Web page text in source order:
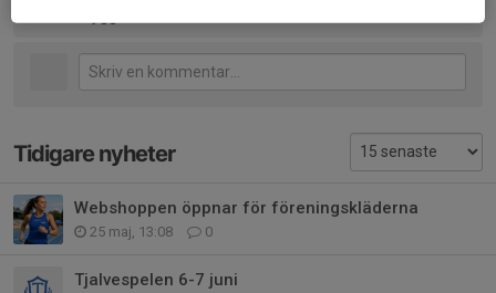
Tidigare nyheter
Webshoppen öppnar för föreningskläderna
25 maj, 13:08 0
Tjalvespelen 6-7 juni